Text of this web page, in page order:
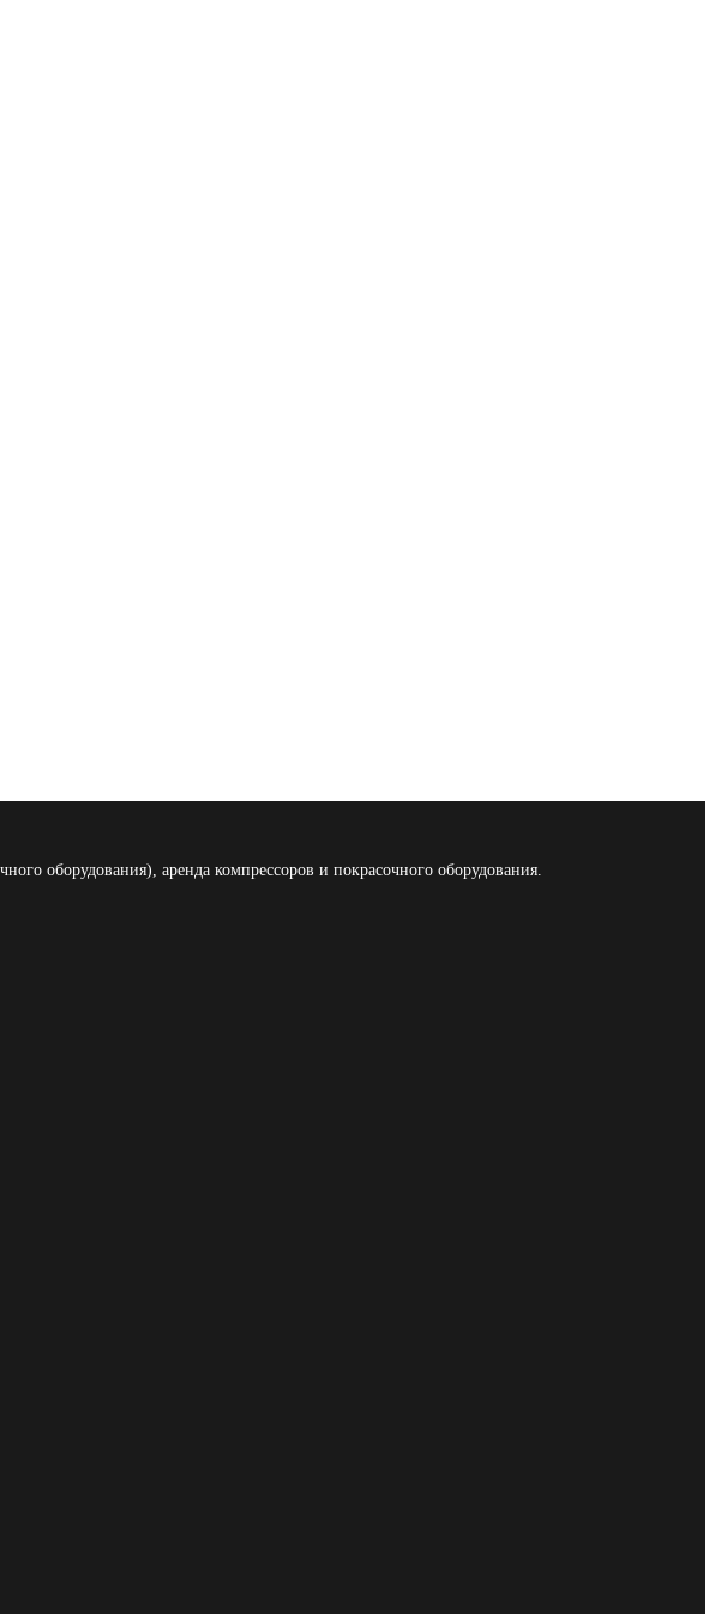
оборудования), аренда компрессоров и покрасочного оборудования.